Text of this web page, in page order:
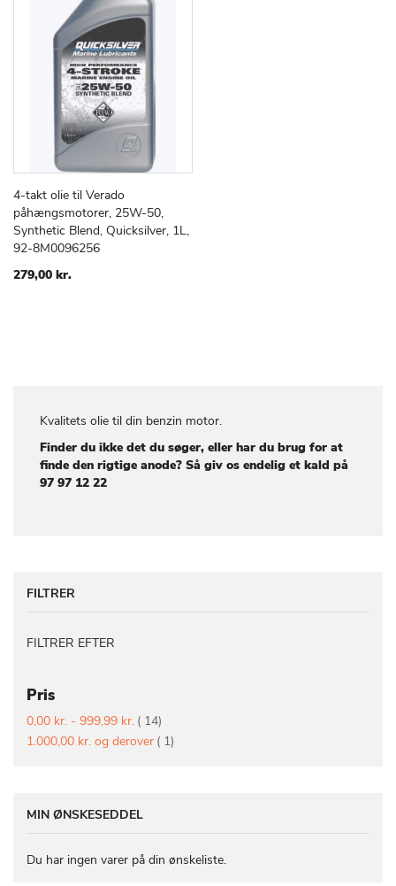
Kvalitets olie til din benzin motor.
Finder du ikke det du søger, eller har du brug for at
finde den rigtige anode? Så giv os endelig et kald på
97 97 12 22
Læg i kurv
TIL
ØNSKE
4-takt olie til Verado
påhængsmotorer, 25W-50,
Synthetic Blend, Quicksilver, 1L,
92-8M0096256
279,00 kr.
FILTRER
FILTRER EFTER
Pris
0,00 kr. - 999,99 kr. 14vare
1.000,00 kr. og derover 1vare
MIN ØNSKESEDDEL
Du har ingen varer på din ønskeliste.